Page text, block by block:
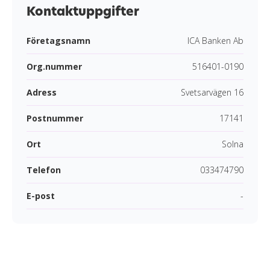
Kontaktuppgifter
Företagsnamn ICA Banken Ab
Org.nummer 516401-0190
Adress Svetsarvägen 16
Postnummer 17141
Ort Solna
Telefon 033474790
E-post -